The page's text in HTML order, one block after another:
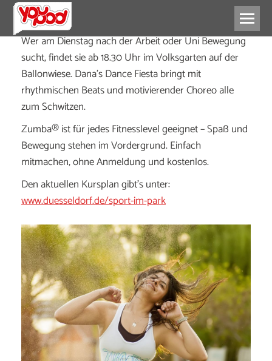
Wer am Dienstag nach der Arbeit oder Uni Bewegung
sucht, findet sie ab 18.30 Uhr im Volksgarten auf der
Ballonwiese. Dana’s Dance Fiesta bringt mit
rhythmischen Beats und motivierender Choreo alle
zum Schwitzen.
Zumba® ist für jedes Fitnesslevel geeignet – Spaß und
Bewegung stehen im Vordergrund. Einfach
mitmachen, ohne Anmeldung und kostenlos.
Den aktuellen Kursplan gibt’s unter:
www.duesseldorf.de/sport-im-park